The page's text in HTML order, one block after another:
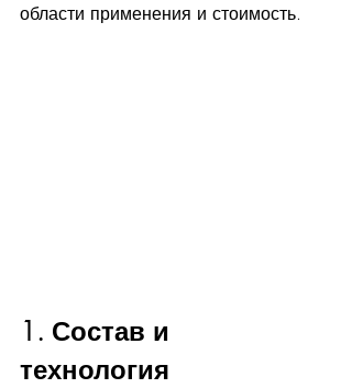
области применения и стоимость.
1. Состав и
технология